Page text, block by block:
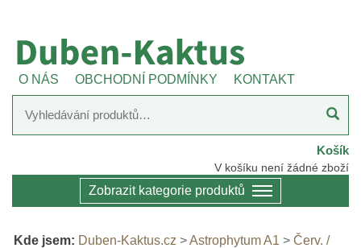
O NÁS OBCHODNÍ PODMÍNKY KONTAKT
Košík
V košíku není žádné zboží
Zobrazit kategorie produktů
Kde jsem: Duben-Kaktus.cz >Astrophytum A1 > Červ. /